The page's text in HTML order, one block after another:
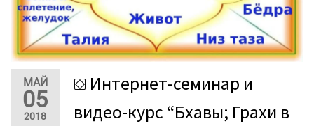
МАЙ
05
2018
⛋ Интернет-семинар и
видео-курс “Бхавы; Грахи в